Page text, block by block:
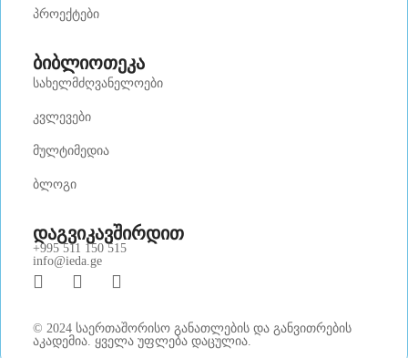
პროექტები
ბიბლიოთეკა
სახელმძღვანელოები
კვლევები
მულტიმედია
ბლოგი
დაგვიკავშირდით
+995 511 150 515
info@ieda.ge
© 2024 საერთაშორისო განათლების და განვითრების
აკადემია. ყველა უფლება დაცულია.